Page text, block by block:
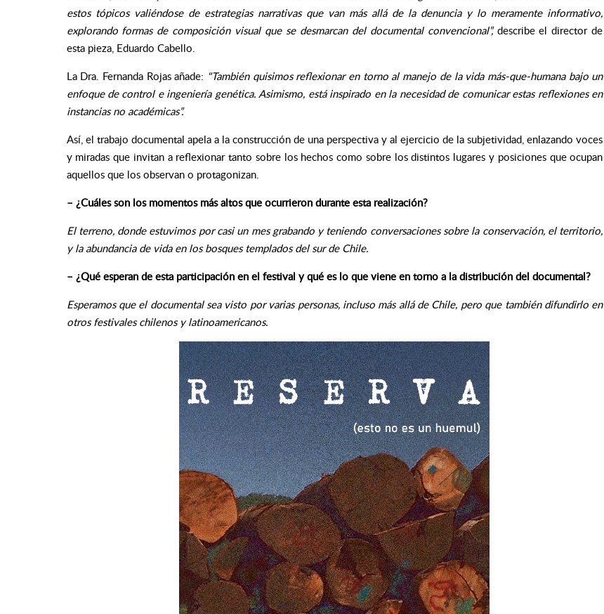
estos tópicos valiéndose de estrategias narrativas que van más allá de la denuncia y lo meramente informativo,
explorando formas de composición visual que se desmarcan del documental convencional”,describe el director de
esta pieza, Eduardo Cabello.
La Dra. Fernanda Rojas añade: "También quisimos reflexionar en torno al manejo de la vida más-que-humana bajo un
enfoque de control e ingeniería genética. Asimismo, está inspirado en la necesidad de comunicar estas reflexiones en
instancias no académicas”.
Así, el trabajo documental apela a la construcción de una perspectiva y al ejercicio de la subjetividad, enlazando voces
y miradas que invitan a reflexionar tanto sobre los hechos como sobre los distintos lugares y posiciones que ocupan
aquellos que los observan o protagonizan.
– ¿Cuáles son los momentos más altos que ocurrieron durante esta realización?
El terreno, donde estuvimos por casi un mes grabando y teniendo conversaciones sobre la conservación, el territorio,
y la abundancia de vida en los bosques templados del sur de Chile.
– ¿Qué esperan de esta participación en el festival y qué es lo que viene en torno a la distribución del documental?
Esperamos que el documental sea visto por varias personas, incluso más allá de Chile, pero que también difundirlo en
otros festivales chilenos y latinoamericanos.